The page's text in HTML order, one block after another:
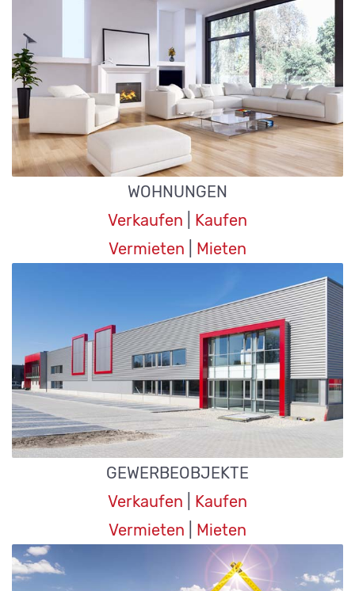
WOHNUNGEN
Verkaufen
Kaufen
Vermieten
Mieten
GEWERBEOBJEKTE
Verkaufen
Kaufen
Vermieten
Mieten